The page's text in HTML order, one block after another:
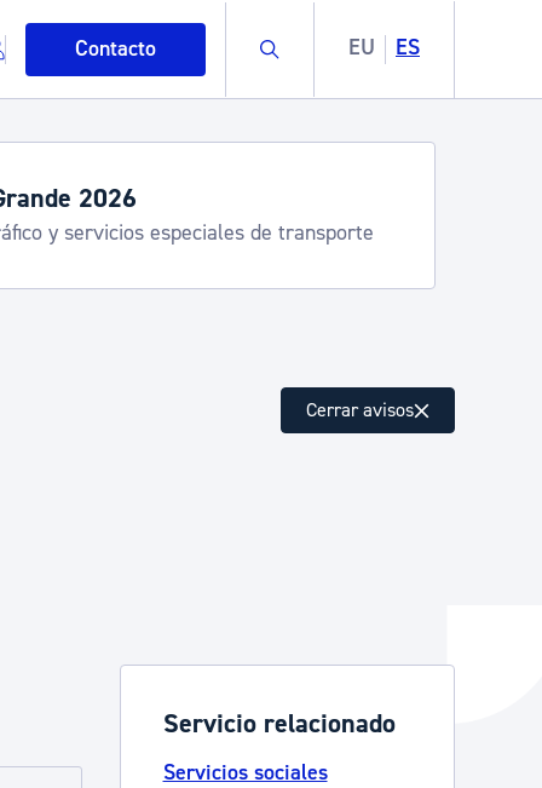
Contacto Buscar EU ES
2026
y servicios especiales de transporte
Cerrar avisos
Servicio relacionado
Servicios sociales